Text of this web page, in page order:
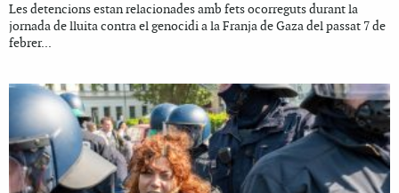
Les detencions estan relacionades amb fets ocorreguts durant la
jornada de lluita contra el genocidi a la Franja de Gaza del passat 7 de
febrer...